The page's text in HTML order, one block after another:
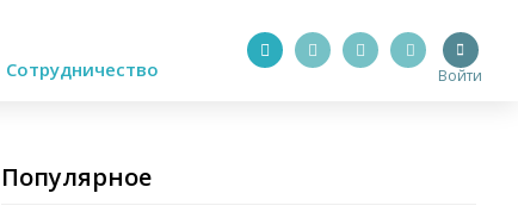
Сотрудничество Войти
Популярное